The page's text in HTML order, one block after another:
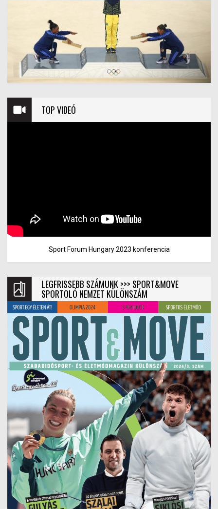
TOP VIDEÓ
Sport Forum Hungary 2023 konferencia
LEGFRISSEBB SZÁMUNK >>> SPORT&MOVE
SPORTOLÓ NEMZET KÜLÖNSZÁM